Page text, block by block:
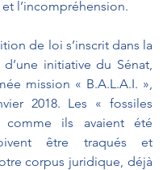
l’incompréhension.
de loi s’inscrit dans la
initiative du Sénat,
mission « B.A.L.A.I. »,
2018. Les « fossiles
comme ils avaient été
être traqués et
corpus juridique, déjà